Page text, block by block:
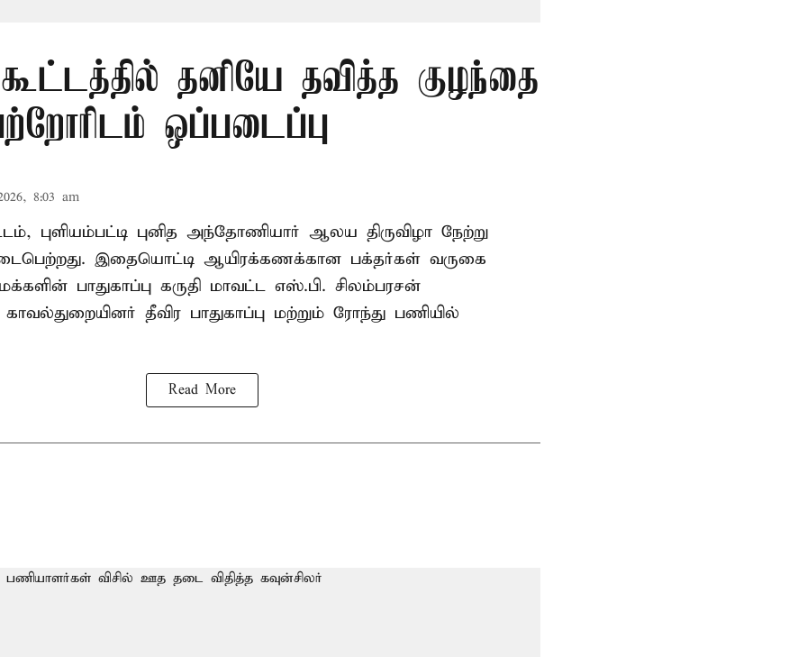
கூட்டத்தில் தனியே தவித்த குழந்தை
ஒப்படைப்பு
8:03 am
புளியம்பட்டி புனித அந்தோணியார் ஆலய திருவிழா நேற்று
இதையொட்டி ஆயிரக்கணக்கான பக்தர்கள் வருகை
பாதுகாப்பு கருதி மாவட்ட எஸ்.பி. சிலம்பரசன்
தீவிர பாதுகாப்பு மற்றும் ரோந்து பணியில்
Read More